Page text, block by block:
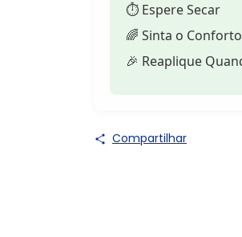
⏱️ Espere Secar
🌈 Sinta o Conforto
🎉 Reaplique
Compartilhar